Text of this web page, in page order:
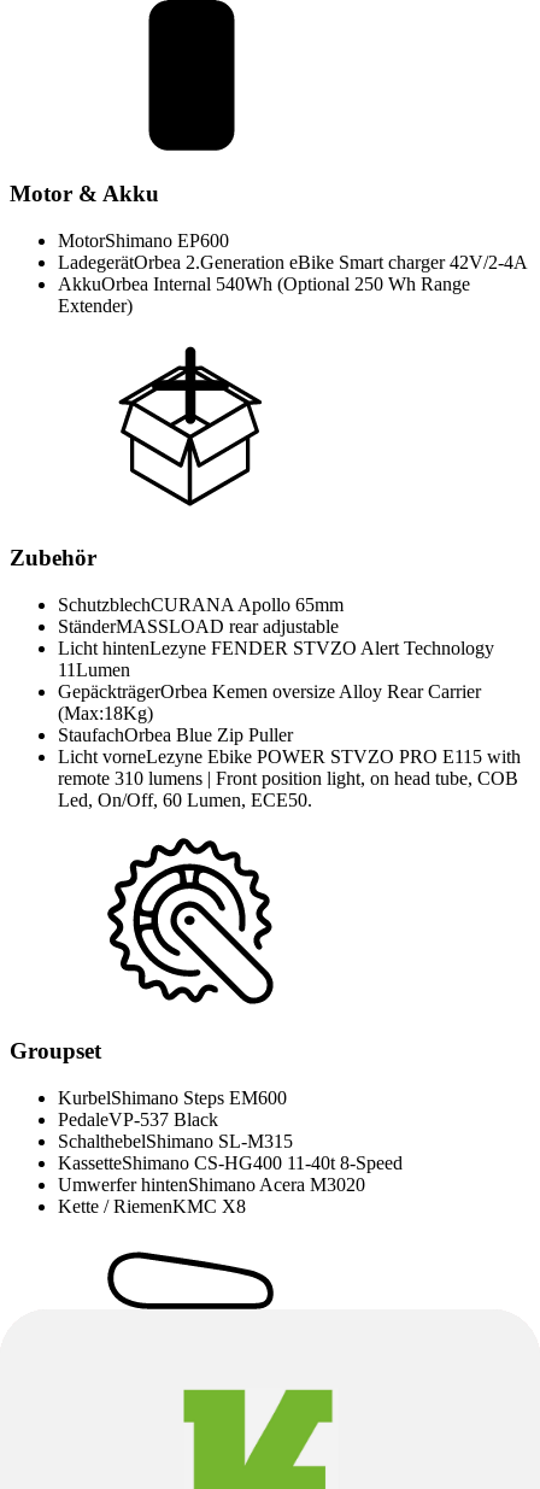
Motor & Akku
MotorShimano EP600
LadegerätOrbea 2.Generation eBike Smart charger 42V/2-4A
AkkuOrbea Internal 540Wh (Optional 250 Wh Range
Extender)
Zubehör
SchutzblechCURANA Apollo 65mm
StänderMASSLOAD rear adjustable
Licht hintenLezyne FENDER STVZO Alert Technology
11Lumen
GepäckträgerOrbea Kemen oversize Alloy Rear Carrier
(Max:18Kg)
StaufachOrbea Blue Zip Puller
Licht vorneLezyne Ebike POWER STVZO PRO E115 with
remote 310 lumens | Front position light, on head tube, COB
Led, On/Off, 60 Lumen, ECE50.
Groupset
KurbelShimano Steps EM600
PedaleVP-537 Black
SchalthebelShimano SL-M315
KassetteShimano CS-HG400 11-40t 8-Speed
Umwerfer hintenShimano Acera M3020
Kette / RiemenKMC X8